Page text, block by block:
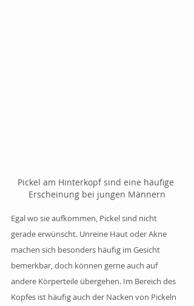
Pickel am Hinterkopf sind eine häufige
Erscheinung bei jungen Männern
Egal wo sie aufkommen, Pickel sind nicht
gerade erwünscht. Unreine Haut oder Akne
machen sich besonders häufig im Gesicht
bemerkbar, doch können gerne auch auf
andere Körperteile übergehen. Im Bereich des
Kopfes ist häufig auch der Nacken von Pickeln